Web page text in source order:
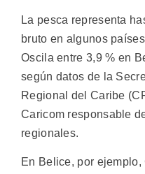
La pesca representa
bruto en algunos
Oscila entre 3,9 % en
según datos de la
Regional del Caribe
Caricom responsable
regionales.
En Belice, por